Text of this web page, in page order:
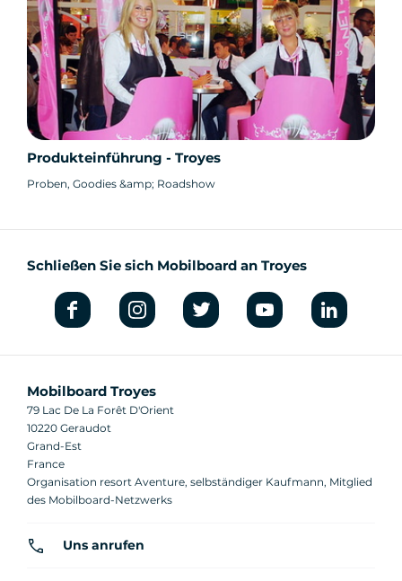
Produkteinführung - Troyes
Proben, Goodies &amp; Roadshow
Schließen Sie sich Mobilboard an Troyes
Mobilboard Troyes
79 Lac De La Forêt D'Orient
10220 Geraudot
Grand-Est
France
Organisation resort Aventure, selbständiger Kaufmann, Mitglied
des Mobilboard-Netzwerks
Uns anrufen